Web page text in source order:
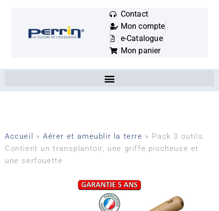
Mots
clés
:
Contact
Mon compte
e-Catalogue
Mon panier
Accueil »Aérer et ameublir la terre » Pack 3 outils.
Contient un transplantoir, une griffe piocheuse et
une serfouette